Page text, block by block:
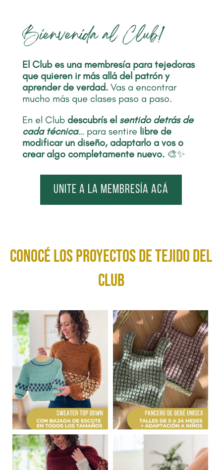
Bienvenida al Club!
El Club es una membresía para tejedoras
que quieren ir más allá del patrón y
aprender de verdad.Vas a encontrar
mucho más que clases paso a paso.
En el Club descubrís el sentido detrás de
cada técnica… para sentire libre de
modificar un diseño, adaptarlo a vos o
crear algo completamente nuevo.🎨✨
Unite a la membresía acá
conocé los Proyectos de tejido del
club